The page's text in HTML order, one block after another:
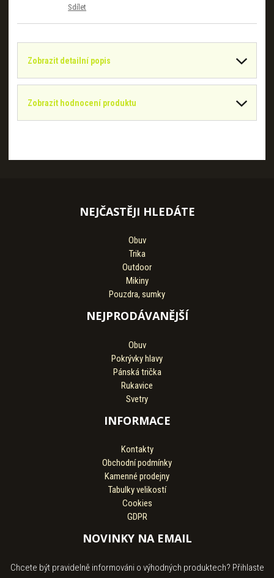
Sdílet
Zobrazit detailní popis
Zobrazit hodnocení produktu
NEJČASTĚJI HLEDÁTE
Obuv
Trika
Outdoor
Mikiny
Pouzdra, sumky
NEJPRODÁVANĚJŠÍ
Obuv
Pokrývky hlavy
Pánská trička
Rukavice
Svetry
INFORMACE
Kontakty
Obchodní podmínky
Kamenné prodejny
Tabulky velikostí
Cookies
GDPR
NOVINKY NA EMAIL
Chcete být pravidelně informováni o výhodných produktech? Přihlaste